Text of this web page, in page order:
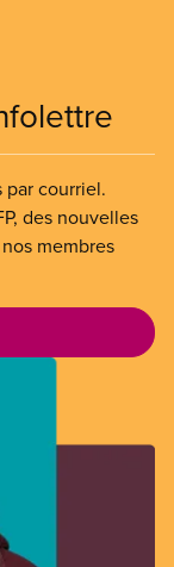
par courriel.
des nouvelles
membres